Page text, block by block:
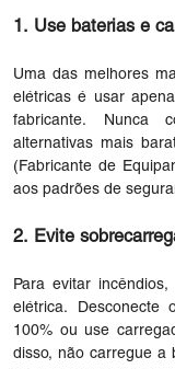
1. Use baterias e
Uma das melhores
elétricas é usar
fabricante. Nunca
alternativas mais
(Fabricante de
aos padrões de
2. Evite
Para evitar
elétrica. Desconecte
100% ou use
disso, não carregue a